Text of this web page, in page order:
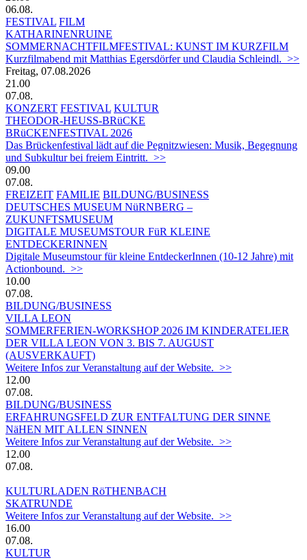
06.08.
FESTIVAL FILM
KATHARINENRUINE
SOMMERNACHTFILMFESTIVAL: KUNST IM KURZFILM
Kurzfilmabend mit Matthias Egersdörfer und Claudia Schleindl. >>
Freitag, 07.08.2026
21.00
07.08.
KONZERT FESTIVAL KULTUR
THEODOR-HEUSS-BRüCKE
BRüCKENFESTIVAL 2026
Das Brückenfestival lädt auf die Pegnitzwiesen: Musik, Begegnung
und Subkultur bei freiem Eintritt. >>
09.00
07.08.
FREIZEIT FAMILIE BILDUNG/BUSINESS
DEUTSCHES MUSEUM NüRNBERG –
ZUKUNFTSMUSEUM
DIGITALE MUSEUMSTOUR FüR KLEINE
ENTDECKERINNEN
Digitale Museumstour für kleine EntdeckerInnen (10-12 Jahre) mit
Actionbound. >>
10.00
07.08.
BILDUNG/BUSINESS
VILLA LEON
SOMMERFERIEN-WORKSHOP 2026 IM KINDERATELIER
DER VILLA LEON VON 3. BIS 7. AUGUST
(AUSVERKAUFT)
Weitere Infos zur Veranstaltung auf der Website. >>
12.00
07.08.
BILDUNG/BUSINESS
ERFAHRUNGSFELD ZUR ENTFALTUNG DER SINNE
NäHEN MIT ALLEN SINNEN
Weitere Infos zur Veranstaltung auf der Website. >>
12.00
07.08.
KULTURLADEN RöTHENBACH
SKATRUNDE
Weitere Infos zur Veranstaltung auf der Website. >>
16.00
07.08.
KULTUR